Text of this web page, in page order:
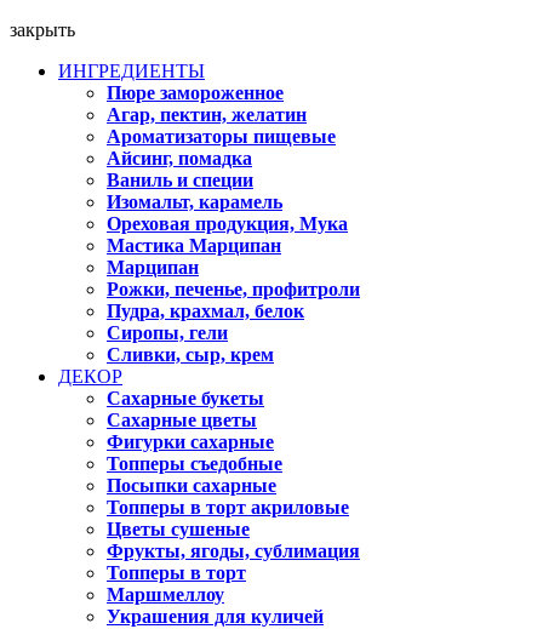
закрыть
ИНГРЕДИЕНТЫ
Пюре замороженное
Агар, пектин, желатин
Ароматизаторы пищевые
Айсинг, помадка
Ваниль и специи
Изомальт, карамель
Ореховая продукция, Мука
Мастика Марципан
Марципан
Рожки, печенье, профитроли
Пудра, крахмал, белок
Сиропы, гели
Сливки, сыр, крем
ДЕКОР
Сахарные букеты
Сахарные цветы
Фигурки сахарные
Топперы съедобные
Посыпки сахарные
Топперы в торт акриловые
Цветы сушеные
Фрукты, ягоды, сублимация
Топперы в торт
Маршмеллоу
Украшения для куличей